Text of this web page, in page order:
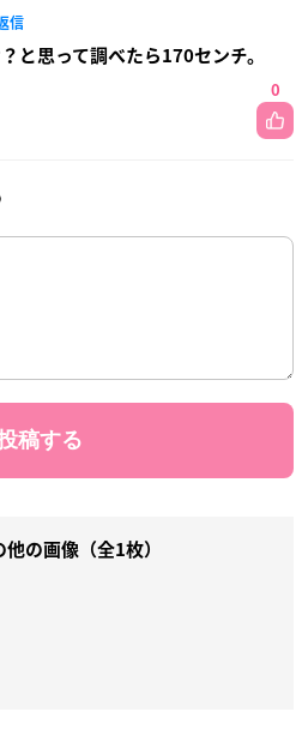
信
と思って調べたら170センチ。
0
他の画像（全1枚）